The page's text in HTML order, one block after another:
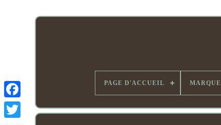
PAGE D'ACCUEIL MARQUE